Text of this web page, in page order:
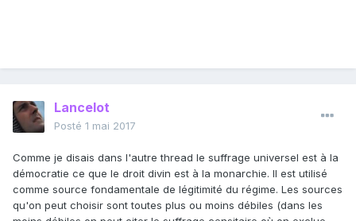
Lancelot
Posté 1 mai 2017
Comme je disais dans l'autre thread le suffrage universel est à la
démocratie ce que le droit divin est à la monarchie. Il est utilisé
comme source fondamentale de légitimité du régime. Les sources
qu'on peut choisir sont toutes plus ou moins débiles (dans les